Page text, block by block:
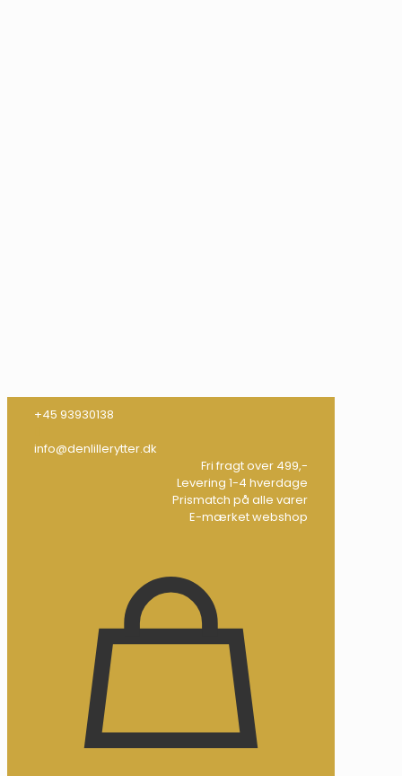
+45 93930138
info@denlillerytter.dk
Fri fragt over 499,-
Levering 1-4 hverdage
Prismatch på alle varer
E-mærket webshop